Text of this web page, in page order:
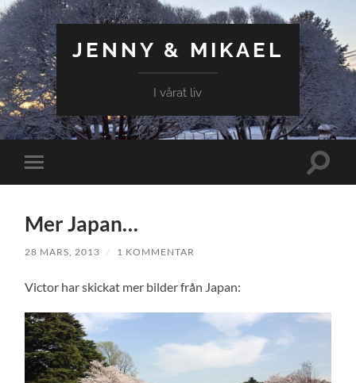
JENNY & MIKAEL
I vårat liv
Slå
på/av
Slå
Mer Japan…
28 MARS, 2013 / 1 KOMMENTAR
Victor har skickat mer bilder från Japan: